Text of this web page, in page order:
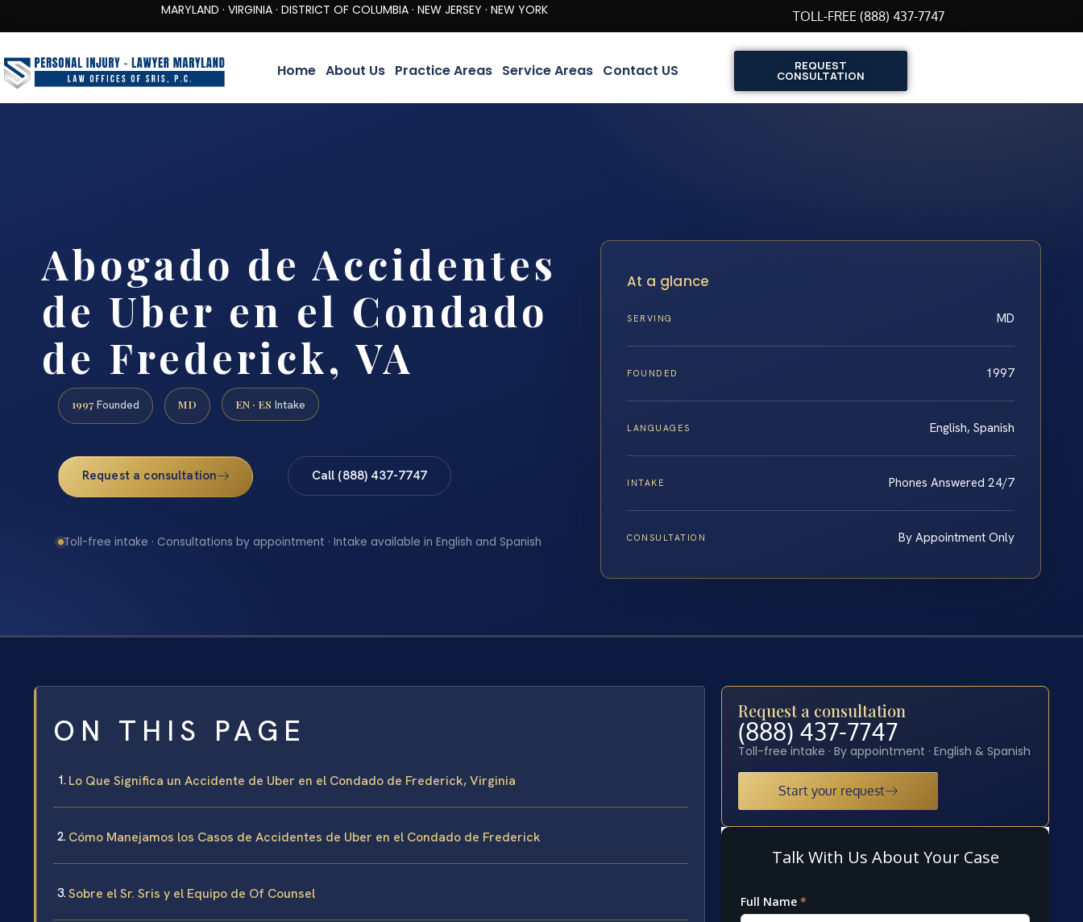
MARYLAND · VIRGINIA · DISTRICT OF COLUMBIA · NEW JERSEY · NEW YORK TOLL-FREE (888) 437-7747
Home About Us Practice Areas Service Areas Contact US REQUEST
CONSULTATION
Abogado de Accidentes
de Uber en el Condado
de Frederick, VA
1997 Founded MD EN · ES Intake
Request a consultation Call (888) 437-7747
Toll-free intake · Consultations by appointment · Intake available in English and Spanish
At a glance
SERVING MD
FOUNDED 1997
LANGUAGES English, Spanish
INTAKE Phones Answered 24/7
CONSULTATION By Appointment Only
ON THIS PAGE
Lo Que Significa un Accidente de Uber en el Condado de Frederick, Virginia
Cómo Manejamos los Casos de Accidentes de Uber en el Condado de Frederick
Sobre el Sr. Sris y el Equipo de Of Counsel
Request a consultation
(888) 437-7747
Toll-free intake · By appointment · English & Spanish
Start your request